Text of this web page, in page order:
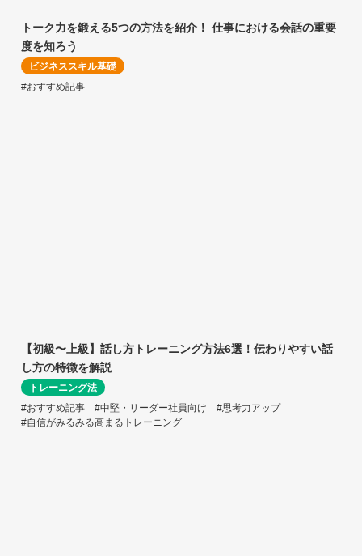
トーク力を鍛える5つの方法を紹介！ 仕事における会話の重要
度を知ろう
ビジネススキル基礎
#おすすめ記事
【初級〜上級】話し方トレーニング方法6選！伝わりやすい話
し方の特徴を解説
トレーニング法
#おすすめ記事
#中堅・リーダー社員向け
#思考力アップ
#自信がみるみる高まるトレーニング